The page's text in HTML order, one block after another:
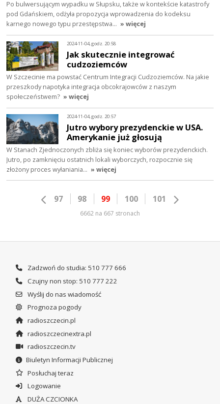
Po bulwersującym wypadku w Słupsku, także w kontekście katastrofy
pod Gdańskiem, odżyła propozycja wprowadzenia do kodeksu
karnego nowego typu przestępstwa… » więcej
2024-11-04, godz. 20:58
Jak skutecznie integrować
cudzoziemców
W Szczecinie ma powstać Centrum Integracji Cudzoziemców. Na jakie
przeszkody napotyka integracja obcokrajowców z naszym
społeczeństwem? » więcej
2024-11-04, godz. 20:57
Jutro wybory prezydenckie w USA.
Amerykanie już głosują
W Stanach Zjednoczonych zbliża się koniec wyborów prezydenckich.
Jutro, po zamknięciu ostatnich lokali wyborczych, rozpocznie się
złożony proces wyłaniania… » więcej
97 98 99 100 101
6662 na 667 stronach
Zadzwoń do studia: 510 777 666
Czujny non stop: 510 777 222
Wyślij do nas wiadomość
Prognoza pogody
radioszczecin.pl
radioszczecinextra.pl
radioszczecin.tv
Biuletyn Informacji Publicznej
Posłuchaj teraz
Logowanie
DUŻA CZCIONKA